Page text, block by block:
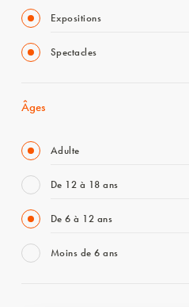
Expositions
Spectacles
Âges
Adulte
De 12 à 18 ans
De 6 à 12 ans
Moins de 6 ans